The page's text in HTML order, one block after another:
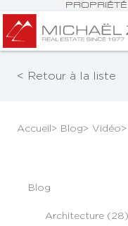
< Retour à la liste
Accueil> Blog> Vidéo
Blog
Architecture (28)